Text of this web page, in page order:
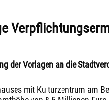
der Vorlagen an die
mit Kulturzentrum am